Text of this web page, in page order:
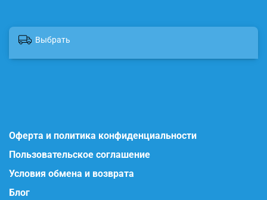
Выбрать
Оферта и политика конфиденциальности
Пользовательское соглашение
Условия обмена и возврата
Блог